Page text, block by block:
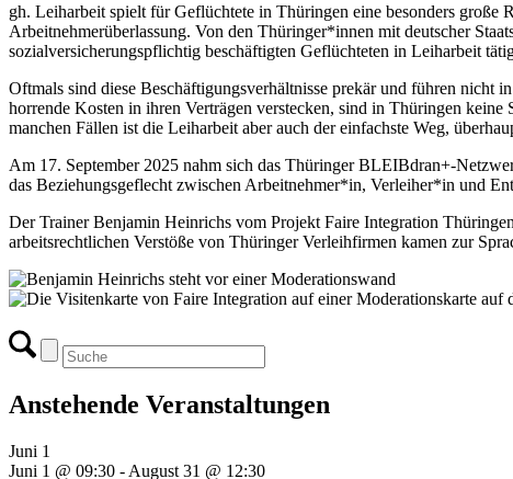
gh. Leiharbeit spielt für Geflüchtete in Thüringen eine besonders
Arbeitnehmerüberlassung. Von den Thüringer*innen mit deutscher
sozialversicherungspflichtig beschäftigten Geflüchteten in Leiharbeit
Oftmals sind diese Beschäftigungsverhältnisse prekär und führen nicht
horrende Kosten in ihren Verträgen verstecken, sind in Thüringen
manchen Fällen ist die Leiharbeit aber auch der einfachste Weg,
Am 17. September 2025 nahm sich das Thüringer BLEIBdran+-
das Beziehungsgeflecht zwischen Arbeitnehmer*in, Verleiher*in und
Der Trainer Benjamin Heinrichs vom Projekt Faire Integration
arbeitsrechtlichen Verstöße von Thüringer Verleihfirmen kamen zur
Anstehende Veranstaltungen
Juni 1
Juni 1 @ 09:30 - August 31 @ 12:30